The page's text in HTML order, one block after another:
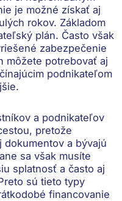
je možné získať aj
rokov. Základom
plán. Často však
zabezpečenie
môžete potrebovať aj
podnikateľom
a podnikateľov
pretože
dokumentov a bývajú
sa však musíte
splatnosť a často aj
sú tieto typy
financovanie